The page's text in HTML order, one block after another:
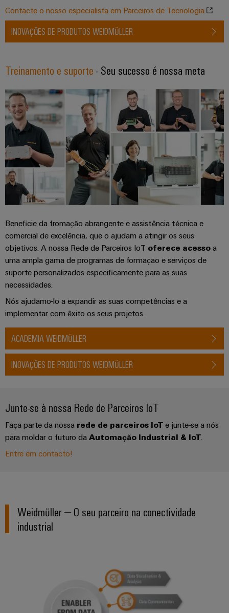
das
águas
residuais
a
de
tratamento
água
e
resíduos
quadro
montagem
Calhas
de
terminais
montadas
Caixas
modificadas
equipadas
Conjuntos
de
cabos
personalizados
Inovações de
produtos
Nossas
digital
avançada -
intuitiva,
descomplicada,
rápida
Contacte o nosso especialista em Parceiros de Tecnologia
INOVAÇÕES DE PRODUTOS WEIDMÜLLER
Treinamento e suporte - Seu sucesso é nossa meta
Beneficie da fromação abrangente e assistência técnica e
comercial de excelência, que o ajudam a atingir os seus
objetivos. A nossa Rede de Parceiros IoT oferece acesso a
uma ampla gama de programas de formaçao e serviços de
suporte personalizados especificamente para as suas
necessidades.
Nós ajudamo-lo a expandir as suas competências e a
implementar com êxito os seus projetos.
ACADEMIA WEIDMÜLLER
INOVAÇÕES DE PRODUTOS WEIDMÜLLER
Junte-se à nossa Rede de Parceiros IoT
Faça parte da nossa rede de parceiros IoT e junte-se a nós
para moldar o futuro da Automação Industrial & IoT.
Entre em contacto!
Weidmüller – O seu parceiro na conectividade
industrial